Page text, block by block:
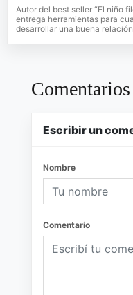
Autor del best seller “El niño
entrega herramientas para
desarrollar una buena
Comentarios
Escribir un
Nombre
Comentario